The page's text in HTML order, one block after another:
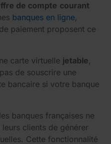
de compte courant
banques en ligne,
paiement proposent ce
carte virtuelle jetable,
de souscrire une
bancaire si votre banque
banques françaises ne
clients de générer
Cette fonctionnalité